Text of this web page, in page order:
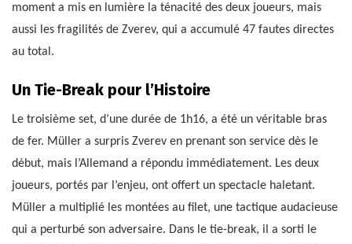
moment a mis en lumière la ténacité des deux joueurs, mais
aussi les fragilités de Zverev, qui a accumulé 47 fautes directes
au total.
Un Tie-Break pour l’Histoire
Le troisième set, d’une durée de 1h16, a été un véritable bras
de fer. Müller a surpris Zverev en prenant son service dès le
début, mais l’Allemand a répondu immédiatement. Les deux
joueurs, portés par l’enjeu, ont offert un spectacle haletant.
Müller a multiplié les montées au filet, une tactique audacieuse
qui a perturbé son adversaire. Dans le tie-break, il a sorti le